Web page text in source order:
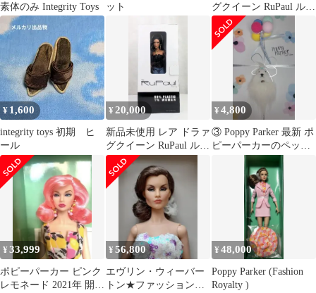
素体のみ Integrity Toys
ット
グクイーン RuPaul ル・
ポール フィギュア 人形
¥ 1,600
integrity toys 初期 ヒ
ール
¥20,000
新品未使用 レア ドラァ
グクイーン RuPaul ルポ
ール フィギュア 黒髪
¥4,800
③ Poppy Parker 最新 ポ
ピーパーカーのペット
¥33,999
ポピーパーカー ピンク
レモネード 2021年 開
¥56,800
エヴリン・ウィーバー
トン★ファッションロ
¥48,000
Poppy Parker (Fashion
Royalty )